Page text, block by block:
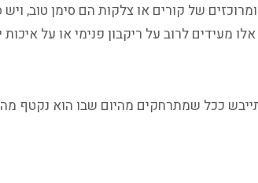
של קורים או צלקות הם סימן טוב, ויש
מעידים לרוב על ריקבון פנימי או על איכות
ככל שמתרחקים מהיום שבו הוא נקטף